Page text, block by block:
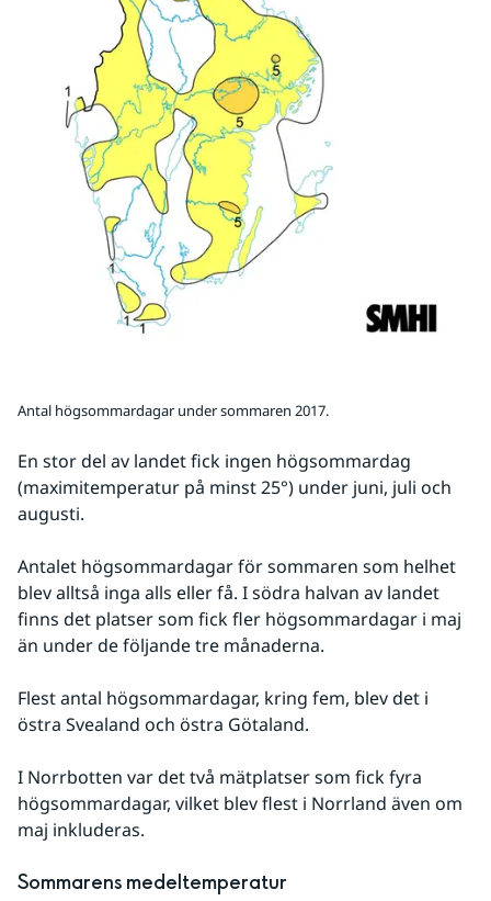
Antal högsommardagar under sommaren 2017.
En stor del av landet fick ingen högsommardag
(maximitemperatur på minst 25°) under juni, juli och
augusti.
Antalet högsommardagar för sommaren som helhet
blev alltså inga alls eller få. I södra halvan av landet
finns det platser som fick fler högsommardagar i maj
än under de följande tre månaderna.
Flest antal högsommardagar, kring fem, blev det i
östra Svealand och östra Götaland.
I Norrbotten var det två mätplatser som fick fyra
högsommardagar, vilket blev flest i Norrland även om
maj inkluderas.
Sommarens medeltemperatur